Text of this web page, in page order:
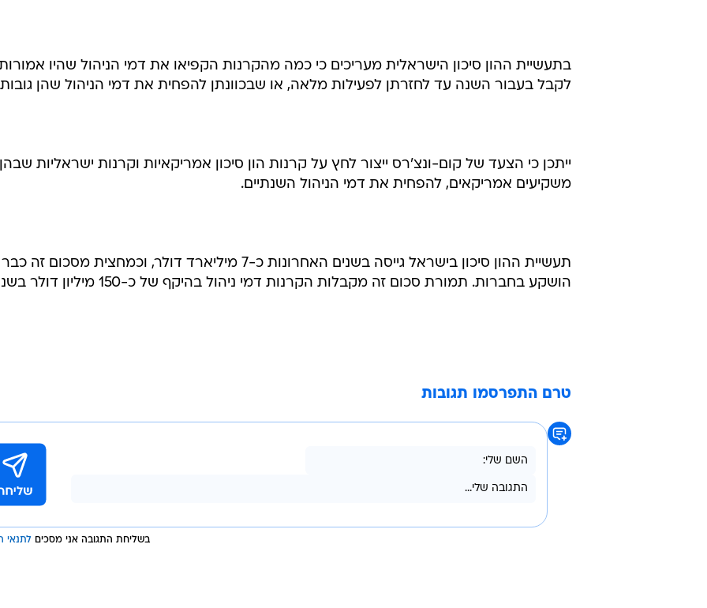
בתעשיית ההון סיכון הישראלית מעריכים כי כמה מהקרנות הקפיאו את דמי הניהול שהיו
לקבל בעבור השנה עד לחזרתן לפעילות מלאה, או שבכוונתן להפחית את דמי הניהול שהן
ייתכן כי הצעד של קום-ונצ'רס ייצור לחץ על קרנות הון סיכון אמריקאיות וקרנות ישראליות
משקיעים אמריקאים, להפחית את דמי הניהול השנתיים.
תעשיית ההון סיכון בישראל גייסה בשנים האחרונות כ-7 מיליארד דולר, וכמחצית מסכום זה כבר
הושקע בחברות. תמורת סכום זה מקבלות הקרנות דמי ניהול בהיקף של כ-150 מיליון דולר בשנה.
טרם התפרסמו תגובות
בשליחת התגובה אני מסכים לתנאי